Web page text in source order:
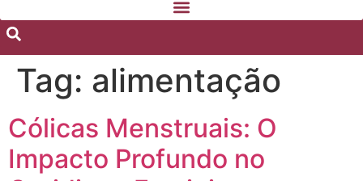
Tag: alimentação
Cólicas Menstruais: O
Impacto Profundo no